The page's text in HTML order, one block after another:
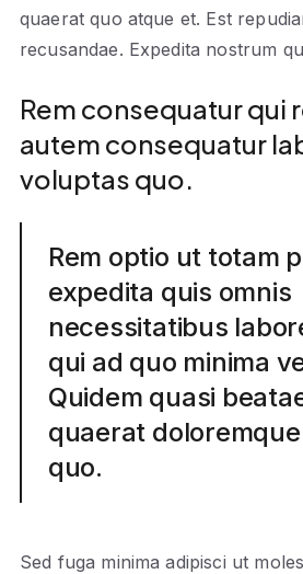
quaerat quo atque et. Est
recusandae. Expedita nostrum
Rem consequatur qui
autem consequatur
voluptas quo.
Rem optio ut totam
expedita quis omnis
necessitatibus
qui ad quo minima
Quidem quasi
quaerat
quo.
Sed fuga minima adipisci ut